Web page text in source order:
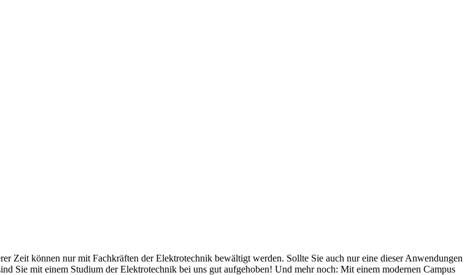
Zeit können nur mit Fachkräften der Elektrotechnik bewältigt werden. Sollte Sie auch nur eine dieser Anwendungen
Sie mit einem Studium der Elektrotechnik bei uns gut aufgehoben! Und mehr noch: Mit einem modernen Campus